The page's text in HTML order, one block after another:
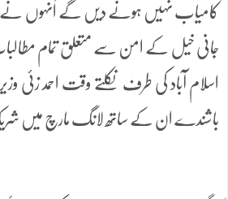
کامیاب نہیں ہونے دیں گے اُنہوں نے
جانی خیل کے امن سے متعلق تمام
اسلام آباد کی طرف نکلتے وقت احمد زئی
باشندے ان کے ساتھ لانگ مارچ میں